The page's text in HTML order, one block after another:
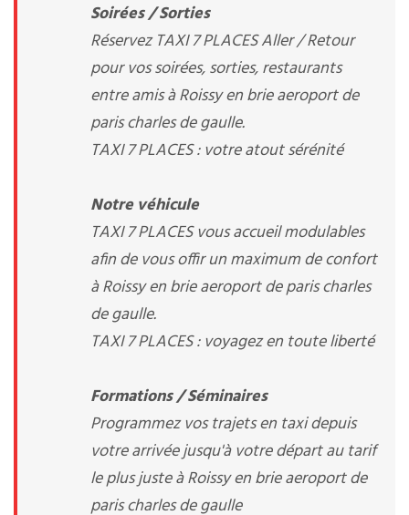
Soirées / Sorties
Réservez TAXI 7 PLACES Aller / Retour
pour vos soirées, sorties, restaurants
entre amis à Roissy en brie aeroport de
paris charles de gaulle.
TAXI 7 PLACES : votre atout sérénité
Notre véhicule
TAXI 7 PLACES vous accueil modulables
afin de vous offir un maximum de confort
à Roissy en brie aeroport de paris charles
de gaulle.
TAXI 7 PLACES : voyagez en toute liberté
Formations / Séminaires
Programmez vos trajets en taxi depuis
votre arrivée jusqu'à votre départ au tarif
le plus juste à Roissy en brie aeroport de
paris charles de gaulle